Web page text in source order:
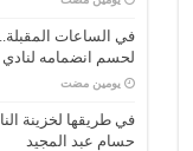
في الساعات
لحسم انضمامه لنادي
‏يومين مضت
في طريقها لخزينة
حسام عبد المجيد